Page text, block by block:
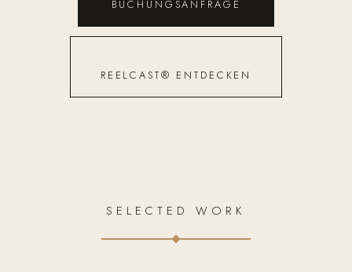
BUCHUNGSANFRAGE
REELCAST® ENTDECKEN
SELECTED WORK